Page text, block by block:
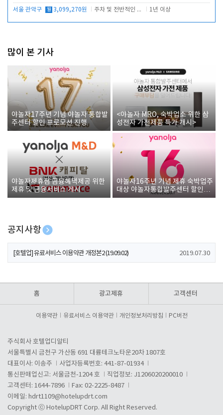
서울 관악구 월 3,099,270원 주차 및 전반적인 당번업무 1년 이상
많이 본 기사
야놀자17주년 기념 야놀자 통합발
주센터 할인 프로모션 진행
<야놀자 MRO, 숙박업소 위한 삼
성전자 가전제품 특가 개시>
야놀자제휴점 금융혜택제공 위한
제휴 및 금융서비스 게시
야놀자16주년 기념 제휴 숙박업주
대상 야놀자통합발주센터 할인쿠
폰 증정
공지사항
[호텔업] 개인정보 처리방침 개정본1 (19.09.02)
[호텔업] 유료서비스 이용약관 개정본2 (19.09.02) 2019.07.30
홈 광고제휴 고객센터
이용약관 유료서비스 이용약관 개인정보처리방침 PC버전
주식회사 호텔업디알티
서울특별시 금천구 가산동 691 대륭테크노타운20차 1807호
대표이사: 이송주
사업자등록번호: 441-87-01934
통신판매업신고: 서울금천-1204 호
직업정보: J1206020200010
고객센터: 1644-7896
Fax: 02-2225-8487
이메일: hdrt1109@hotelupdrt.com
Copyright ⓒ HotelupDRT Corp. All Right Reserved.